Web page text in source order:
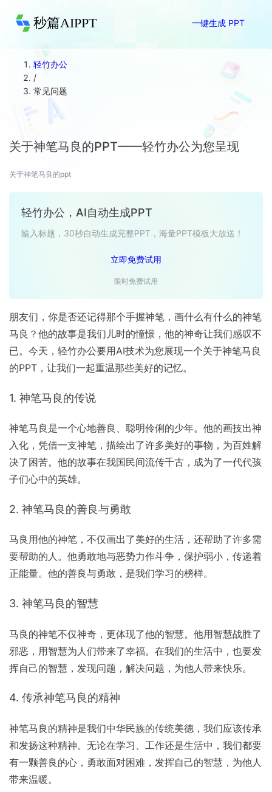
秒篇AIPPT 一键生成 PPT
轻竹办公
/
常见问题
关于神笔马良的PPT——轻竹办公为您呈现
关于神笔马良的ppt
轻竹办公，AI自动生成PPT
输入标题，30秒自动生成完整PPT，海量PPT模板大放送！
立即免费试用
限时免费试用
朋友们，你是否还记得那个手握神笔，画什么有什么的神笔
马良？他的故事是我们儿时的憧憬，他的神奇让我们感叹不
已。今天，轻竹办公要用AI技术为您展现一个关于神笔马良
的PPT，让我们一起重温那些美好的记忆。
1. 神笔马良的传说
神笔马良是一个心地善良、聪明伶俐的少年。他的画技出神
入化，凭借一支神笔，描绘出了许多美好的事物，为百姓解
决了困苦。他的故事在我国民间流传千古，成为了一代代孩
子们心中的英雄。
2. 神笔马良的善良与勇敢
马良用他的神笔，不仅画出了美好的生活，还帮助了许多需
要帮助的人。他勇敢地与恶势力作斗争，保护弱小，传递着
正能量。他的善良与勇敢，是我们学习的榜样。
3. 神笔马良的智慧
马良的神笔不仅神奇，更体现了他的智慧。他用智慧战胜了
邪恶，用智慧为人们带来了幸福。在我们的生活中，也要发
挥自己的智慧，发现问题，解决问题，为他人带来快乐。
4. 传承神笔马良的精神
神笔马良的精神是我们中华民族的传统美德，我们应该传承
和发扬这种精神。无论在学习、工作还是生活中，我们都要
有一颗善良的心，勇敢面对困难，发挥自己的智慧，为他人
带来温暖。